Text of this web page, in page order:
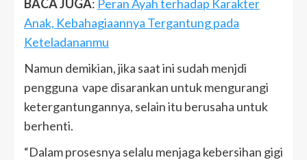
BACA JUGA: Peran Ayah terhadap Karakter
Anak, Kebahagiaannya Tergantung pada
Keteladananmu
Namun demikian, jika saat ini sudah menjdi
pengguna vape disarankan untuk mengurangi
ketergantungannya, selain itu berusaha untuk
berhenti.
“Dalam prosesnya selalu menjaga kebersihan gigi